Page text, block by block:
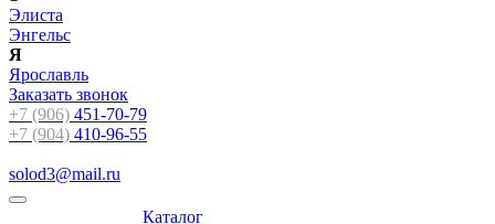
Элиста
Энгельс
Я
Ярославль
Заказать звонок
+7 (906) 451-70-79
+7 (904) 410-96-55
solod3@mail.ru
Каталог